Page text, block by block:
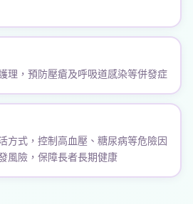
理，預防壓瘡及呼吸道感染等併發症
方式，控制高血壓、糖尿病等危險因
風險，保障長者長期健康